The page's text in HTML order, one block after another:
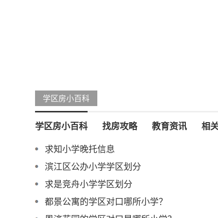
学区房小百科
学区房小百科 找房攻略 教育资讯 相
求知小学晚托信息
滨江区公办小学学区划分
求是竞舟小学学区划分
都景公寓的学区对口哪所小学？